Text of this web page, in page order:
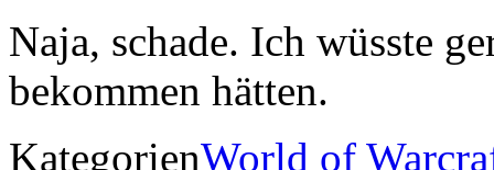
Naja, schade. Ich wüsste
bekommen hätten.
KategorienWorld of